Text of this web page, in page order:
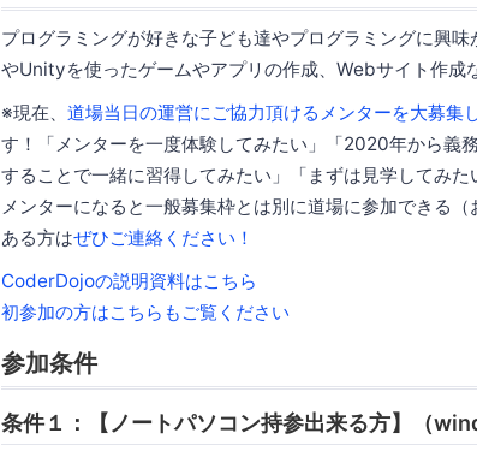
プログラミングが好きな子ども達やプログラミングに興
やUnityを使ったゲームやアプリの作成、Webサイト作成
※現在、 道場当日の運営にご協力頂けるメンターを大募集
す！「メンターを一度体験してみたい」「2020年から義
することで一緒に習得してみたい」「まずは見学してみた
メンターになると一般募集枠とは別に道場に参加できる
ある方はぜひご連絡ください！
CoderDojoの説明資料はこちら
初参加の方はこちらもご覧ください
参加条件
条件１：【ノートパソコン持参出来る方】（